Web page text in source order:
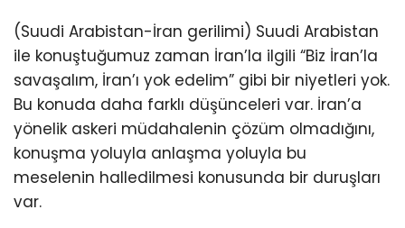
(Suudi Arabistan-İran gerilimi) Suudi Arabistan
ile konuştuğumuz zaman İran’la ilgili “Biz İran’la
savaşalım, İran’ı yok edelim” gibi bir niyetleri yok.
Bu konuda daha farklı düşünceleri var. İran’a
yönelik askeri müdahalenin çözüm olmadığını,
konuşma yoluyla anlaşma yoluyla bu
meselenin halledilmesi konusunda bir duruşları
var.